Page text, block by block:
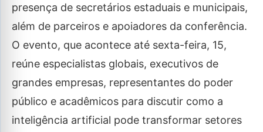
presença de secretários estaduais e municipais,
além de parceiros e apoiadores da conferência.
O evento, que acontece até sexta-feira, 15,
reúne especialistas globais, executivos de
grandes empresas, representantes do poder
público e acadêmicos para discutir como a
inteligência artificial pode transformar setores